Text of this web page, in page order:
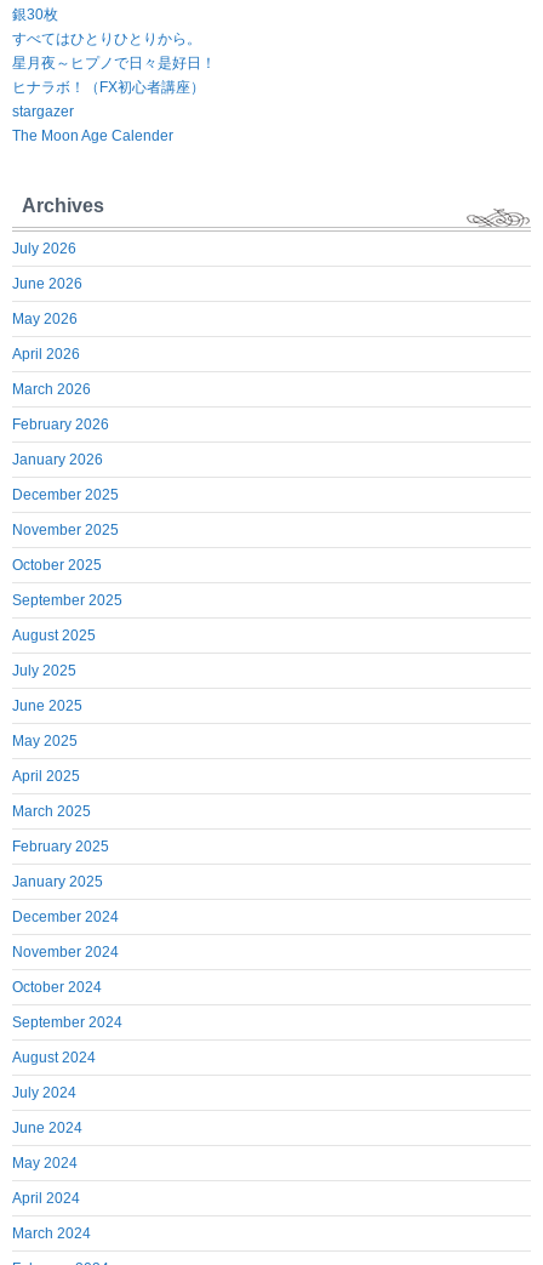
銀30枚
すべてはひとりひとりから。
星月夜～ヒプノで日々是好日！
ヒナラボ！（FX初心者講座）
stargazer
The Moon Age Calender
Archives
July 2026
June 2026
May 2026
April 2026
March 2026
February 2026
January 2026
December 2025
November 2025
October 2025
September 2025
August 2025
July 2025
June 2025
May 2025
April 2025
March 2025
February 2025
January 2025
December 2024
November 2024
October 2024
September 2024
August 2024
July 2024
June 2024
May 2024
April 2024
March 2024